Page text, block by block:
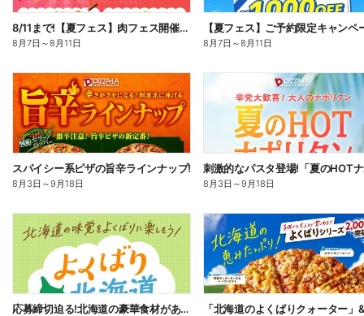
8/11まで!【夏フェス】肉フェス開催中!
8月7日 ～8月11日
【夏フェス】ご予約限定キャンペ
8月7日 ～8月11日
スパイシー系ピザの旨辛ラインナップ!
8月3日 ～9月18日 8月3日 ～9月18日
応募締切迫る!北海道の豪華食材があたるプレゼントキャンペーン